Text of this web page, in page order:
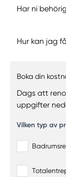
Har ni
Hur kan jag
Boka din
Dags att
uppgifter
Vilken typ av